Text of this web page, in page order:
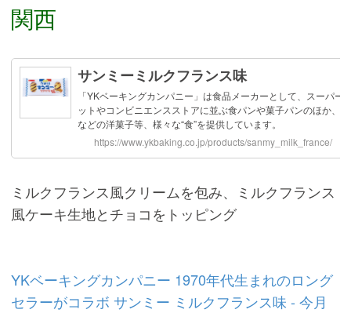
関西
ミルクフランス風クリームを包み、ミルクフランス
風ケーキ生地とチョコをトッピング
YKベーキングカンパニー 1970年代生まれのロング
セラーがコラボ サンミー ミルクフランス味 - 今月